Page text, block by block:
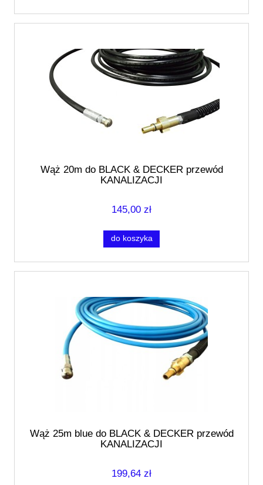
Wąż 20m do BLACK & DECKER przewód
KANALIZACJI
145,00 zł
do koszyka
Wąż 25m blue do BLACK & DECKER przewód
KANALIZACJI
199,64 zł